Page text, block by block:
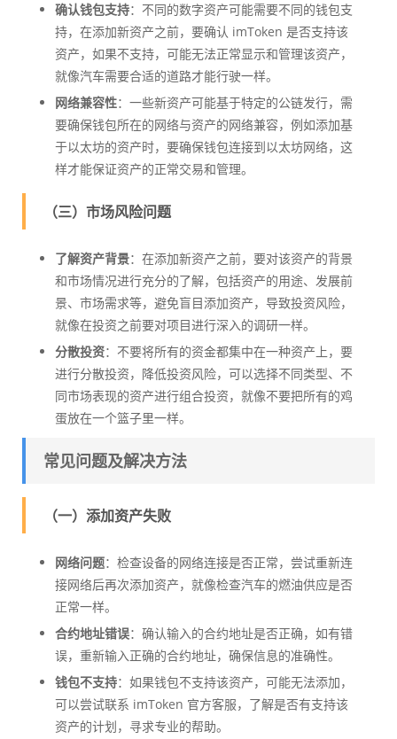
确认钱包支持：不同的数字资产可能需要不同的钱包支
持，在添加新资产之前，要确认 imToken 是否支持该
资产，如果不支持，可能无法正常显示和管理该资产，
就像汽车需要合适的道路才能行驶一样。
网络兼容性：一些新资产可能基于特定的公链发行，需
要确保钱包所在的网络与资产的网络兼容，例如添加基
于以太坊的资产时，要确保钱包连接到以太坊网络，这
样才能保证资产的正常交易和管理。
（三）市场风险问题
了解资产背景：在添加新资产之前，要对该资产的背景
和市场情况进行充分的了解，包括资产的用途、发展前
景、市场需求等，避免盲目添加资产，导致投资风险，
就像在投资之前要对项目进行深入的调研一样。
分散投资：不要将所有的资金都集中在一种资产上，要
进行分散投资，降低投资风险，可以选择不同类型、不
同市场表现的资产进行组合投资，就像不要把所有的鸡
蛋放在一个篮子里一样。
常见问题及解决方法
（一）添加资产失败
网络问题：检查设备的网络连接是否正常，尝试重新连
接网络后再次添加资产，就像检查汽车的燃油供应是否
正常一样。
合约地址错误：确认输入的合约地址是否正确，如有错
误，重新输入正确的合约地址，确保信息的准确性。
钱包不支持：如果钱包不支持该资产，可能无法添加，
可以尝试联系 imToken 官方客服，了解是否有支持该
资产的计划，寻求专业的帮助。